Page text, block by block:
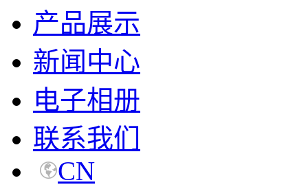
产品展示
新闻中心
电子相册
联系我们
CN